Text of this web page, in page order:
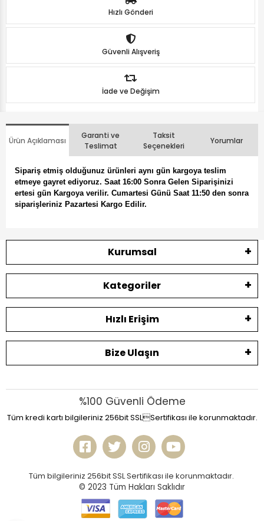
Hızlı Gönderi
Güvenli Alışveriş
İade ve Değişim
Ürün Açıklaması
Garanti ve
Teslimat
Taksit
Seçenekleri
Yorumlar
Sipariş etmiş olduğunuz ürünleri aynı gün kargoya teslim
etmeye gayret ediyoruz. Saat 16:00 Sonra Gelen Siparişinizi
ertesi gün Kargoya verilir. Cumartesi Günü Saat 11:50 den sonra
siparişleriniz Pazartesi Kargo Edilir.
Kurumsal
Kategoriler
Hızlı Erişim
Bize Ulaşın
%100 Güvenli Ödeme
Tüm kredi kartı bilgileriniz 256bit SSLSertifikası ile korunmaktadır.
Tüm bilgileriniz 256bit SSL Sertifikası ile korunmaktadır.
© 2023 Tüm Hakları Saklıdır